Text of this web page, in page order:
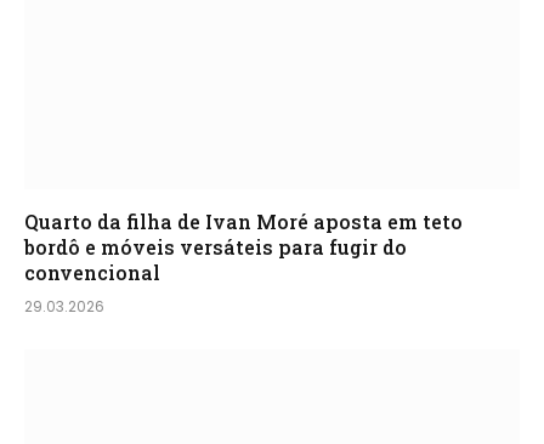
Quarto da filha de Ivan Moré aposta em teto
bordô e móveis versáteis para fugir do
convencional
29.03.2026